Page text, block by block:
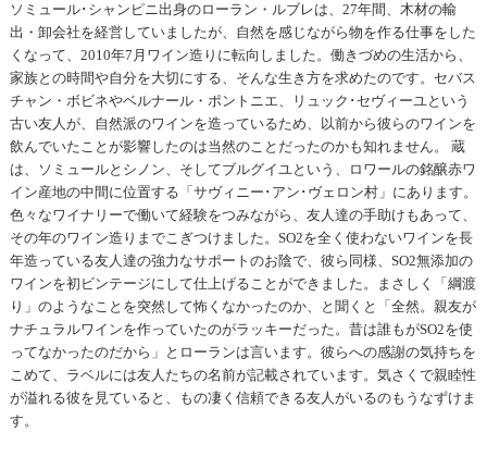
ソミュール･シャンピニ出身のローラン・ルブレは、27年間、木材の輸
出・卸会社を経営していましたが、自然を感じながら物を作る仕事をした
くなって、2010年7月ワイン造りに転向しました。働きづめの生活から、
家族との時間や自分を大切にする、そんな生き方を求めたのです。セバス
チャン・ボビネやベルナール・ポントニエ、リュック･セヴィーユという
古い友人が、自然派のワインを造っているため、以前から彼らのワインを
飲んでいたことが影響したのは当然のことだったのかも知れません。 蔵
は、ソミュールとシノン、そしてブルグイユという、ロワールの銘醸赤ワ
イン産地の中間に位置する「サヴィニー･アン･ヴェロン村」にあります。
色々なワイナリーで働いて経験をつみながら、友人達の手助けもあって、
その年のワイン造りまでこぎつけました。SO2を全く使わないワインを長
年造っている友人達の強力なサポートのお陰で、彼ら同様、SO2無添加の
ワインを初ビンテージにして仕上げることができました。まさしく「綱渡
り」のようなことを突然して怖くなかったのか、と聞くと「全然。親友が
ナチュラルワインを作っていたのがラッキーだった。昔は誰もがSO2を使
ってなかったのだから」とローランは言います。彼らへの感謝の気持ちを
こめて、ラベルには友人たちの名前が記載されています。気さくで親睦性
が溢れる彼を見ていると、もの凄く信頼できる友人がいるのもうなずけま
す。